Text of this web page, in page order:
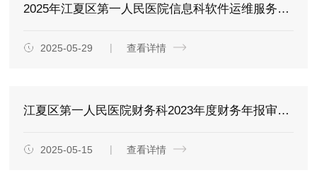
2025年江夏区第一人民医院信息科软件运维服务项目询价公告
2025-05-29 查看详情
江夏区第一人民医院财务科2023年度财务年报审计服务项目更正公告
2025-05-15 查看详情